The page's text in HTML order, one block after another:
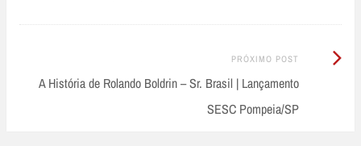
PRÓXIMO POST
A História de Rolando Boldrin – Sr. Brasil | Lançamento
SESC Pompeia/SP
Próximo